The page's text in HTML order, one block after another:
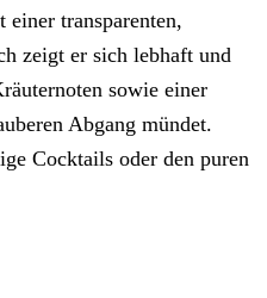
transparenten,
zeigt er sich lebhaft und
sowie einer
Abgang mündet.
Cocktails oder den puren